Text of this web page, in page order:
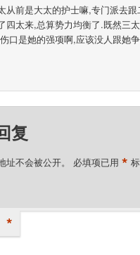
从前是大太的护士嘛,专门派去
四太来,总算势力均衡了.既然三
口是她的强项啊,应该没人跟她
复
址不会被公开。 必填项已用*
*